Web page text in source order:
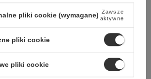
Darmowa dostawa
CGF03RDEU - Czerwony
pliki cookie (wymagane) Zawsze
aktywne
pliki cookie
pliki cookie